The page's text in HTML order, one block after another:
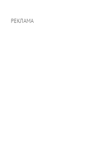
РЕКЛАМА